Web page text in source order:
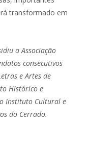
transformado em
a Associação
consecutivos
e Artes de
Histórico e
Instituto Cultural e
do Cerrado.